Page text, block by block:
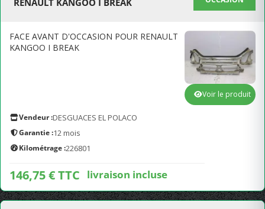
RENAULT KANGOO I BREAK
FACE AVANT D'OCCASION POUR RENAULT
KANGOO I BREAK
Vendeur :DESGUACES EL POLACO
Garantie :12 mois
Kilométrage :226801
146,75 € TTC livraison incluse
Voir le produit